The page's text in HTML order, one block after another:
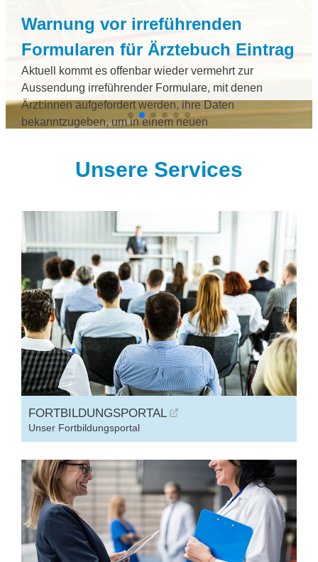
Warnung vor irreführenden
Formularen für Ärztebuch Eintrag
Aktuell kommt es offenbar wieder vermehrt zur
Aussendung irreführender Formulare, mit denen
Ärzt:innen aufgefordert werden, ihre Daten
bekanntzugeben, um in einem neuen
Unsere Services
FORTBILDUNGSPORTAL
Unser Fortbildungsportal